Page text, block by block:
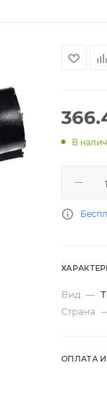
В
Вид —
Страна
ОПЛАТА